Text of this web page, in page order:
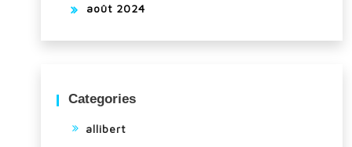
août 2024
Categories
allibert